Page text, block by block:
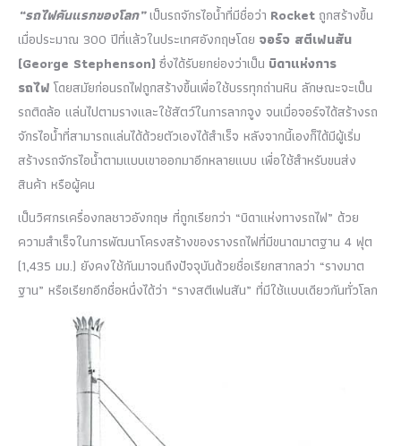
“รถไฟคันแรกของโลก”เป็นรถจักรไอน้ำที่มีชื่อว่า Rocket ถูกสร้างขึ้น
เมื่อประมาณ 300 ปีที่แล้วในประเทศอังกฤษโดย จอร์จ สตีเฟนสัน
(George Stephenson) ซึ่งได้รับยกย่องว่าเป็น บิดาแห่งการ
รถไฟ โดยสมัยก่อนรถไฟถูกสร้างขึ้นเพื่อใช้บรรทุกถ่านหิน ลักษณะจะเป็น
รถติดล้อ แล่นไปตามรางและใช้สัตว์ในการลากจูง จนเมื่อจอร์จได้สร้างรถ
จักรไอน้ำที่สามารถแล่นได้ด้วยตัวเองได้สำเร็จ หลังจากนี้เองก็ได้มีผู้เริ่ม
สร้างรถจักรไอน้ำตามแบบเขาออกมาอีกหลายแบบ เพื่อใช้สำหรับขนส่ง
สินค้า หรือผู้คน
เป็นวิศกรเครื่องกลชาวอังกฤษ ที่ถูกเรียกว่า “บิดาแห่งทางรถไฟ” ด้วย
ความสำเร็จในการพัฒนาโครงสร้างของรางรถไฟที่มีขนาดมาตฐาน 4 ฟุต
(1,435 มม.) ยังคงใช้กันมาจนถึงปัจจุบันด้วยชื่อเรียกสากลว่า “รางมาต
ฐาน” หรือเรียกอีกชื่อหนึ่งได้ว่า “รางสตีเฟนสัน” ที่มีใช้แบบเดียวกันทั่วโลก